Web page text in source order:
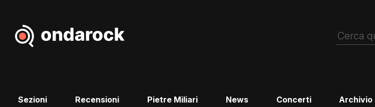
Sezioni Recensioni Pietre Miliari News Concerti Archivio